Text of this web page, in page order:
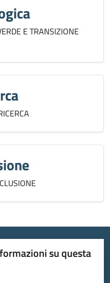
E TRANSIZIONE
su questa